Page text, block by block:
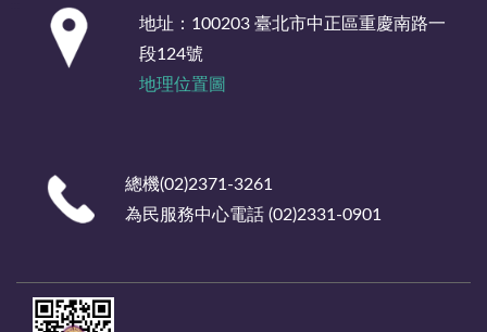
地址：100203 臺北市中正區重慶南路一
段124號
地理位置圖
總機(02)2371-3261
為民服務中心電話 (02)2331-0901